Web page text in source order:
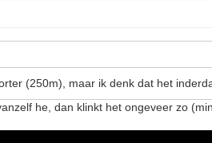
(250m), maar ik denk dat het
he, dan klinkt het ongeveer zo